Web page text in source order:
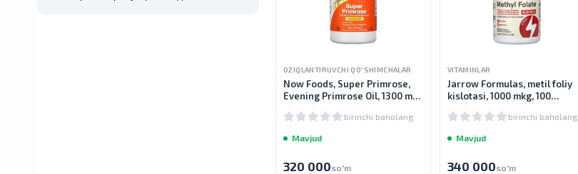
OZIQLANTIRUVCHI QO'SHIMCHALAR
Now Foods, Super Primrose,
Evening Primrose Oil, 1300 mg,
birinchi baholang
Mavjud
320 000so'm
VITAMINLAR
Jarrow Formulas, metil foliy
kislotasi, 1000 mkg, 100
birinchi baholang
Mavjud
340 000so'm